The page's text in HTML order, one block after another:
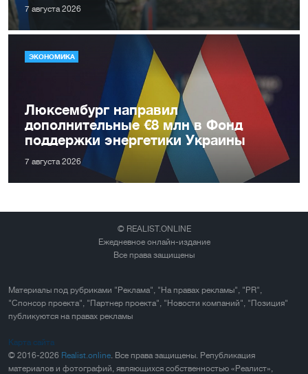
7 августа 2026
ЭКОНОМИКА
Люксембург направил
дополнительные €8 млн в Фонд
поддержки энергетики Украины
7 августа 2026
© REALIST.ONLINE
Ежедневное онлайн-издание
Все права защищены
Материалы под рубриками "Реклама", "На правах рекламы", "PR",
"Спонсор проекта", "Партнер проекта", "Новости компаний", "Позиция"
публикуются на правах рекламы
Карта сайта
© 2016-2026 Realist.online. Все права защищены. Републикация
материалов и фотографий, являющихся собственностью «Реалист»,